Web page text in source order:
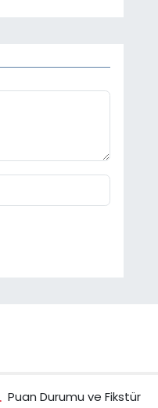
Puan Durumu ve Fikstür